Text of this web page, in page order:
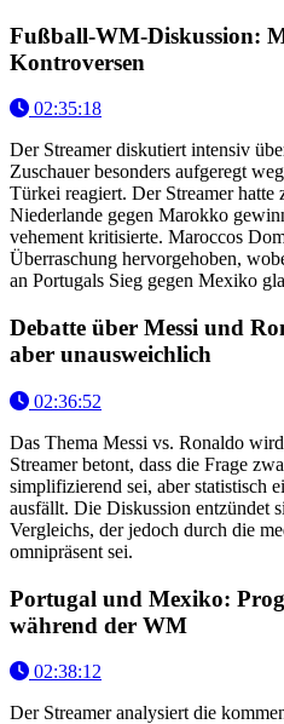
Fußball-WM-Diskussion:
Kontroversen
02:35:18
Der Streamer diskutiert intensiv
Zuschauer besonders aufgeregt
Türkei reagiert. Der Streamer hatte
Niederlande gegen Marokko
vehement kritisierte. Maroccos
Überraschung hervorgehoben,
an Portugals Sieg gegen Mexiko
Debatte über Messi und
aber unausweichlich
02:36:52
Das Thema Messi vs. Ronaldo
Streamer betont, dass die Frage
simplifizierend sei, aber statistisch
ausfällt. Die Diskussion entzündet
Vergleichs, der jedoch durch die
omnipräsent sei.
Portugal und Mexiko:
während der WM
02:38:12
Der Streamer analysiert die